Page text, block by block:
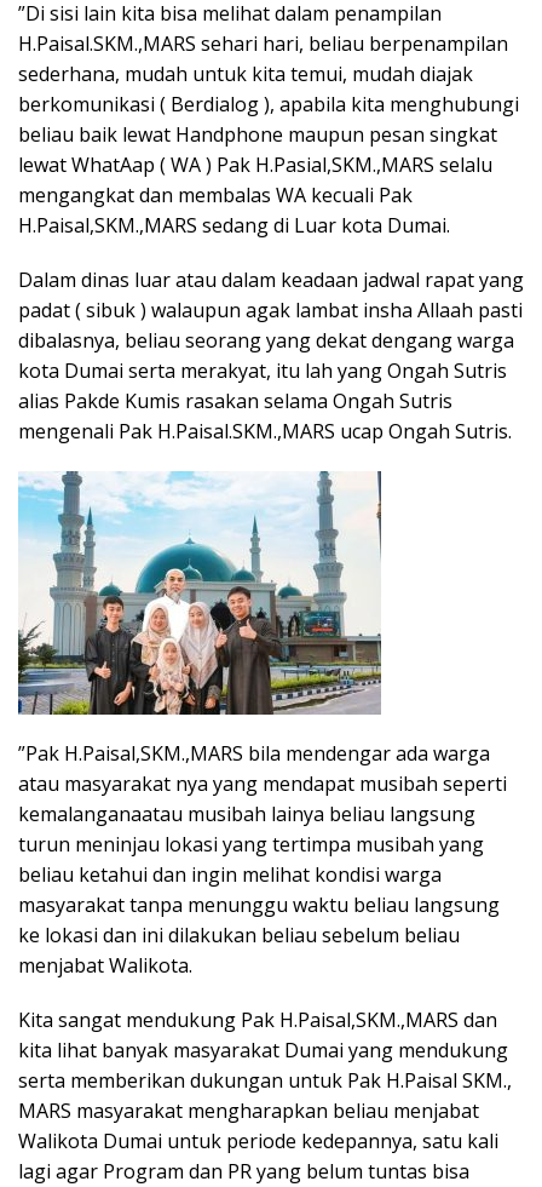
”Di sisi lain kita bisa melihat dalam penampilan
H.Paisal.SKM.,MARS sehari hari, beliau berpenampilan
sederhana, mudah untuk kita temui, mudah diajak
berkomunikasi ( Berdialog ), apabila kita menghubungi
beliau baik lewat Handphone maupun pesan singkat
lewat WhatAap ( WA ) Pak H.Pasial,SKM.,MARS selalu
mengangkat dan membalas WA kecuali Pak
H.Paisal,SKM.,MARS sedang di Luar kota Dumai.
Dalam dinas luar atau dalam keadaan jadwal rapat yang
padat ( sibuk ) walaupun agak lambat insha Allaah pasti
dibalasnya, beliau seorang yang dekat dengang warga
kota Dumai serta merakyat, itu lah yang Ongah Sutris
alias Pakde Kumis rasakan selama Ongah Sutris
mengenali Pak H.Paisal.SKM.,MARS ucap Ongah Sutris.
”Pak H.Paisal,SKM.,MARS bila mendengar ada warga
atau masyarakat nya yang mendapat musibah seperti
kemalanganaatau musibah lainya beliau langsung
turun meninjau lokasi yang tertimpa musibah yang
beliau ketahui dan ingin melihat kondisi warga
masyarakat tanpa menunggu waktu beliau langsung
ke lokasi dan ini dilakukan beliau sebelum beliau
menjabat Walikota.
Kita sangat mendukung Pak H.Paisal,SKM.,MARS dan
kita lihat banyak masyarakat Dumai yang mendukung
serta memberikan dukungan untuk Pak H.Paisal SKM.,
MARS masyarakat mengharapkan beliau menjabat
Walikota Dumai untuk periode kedepannya, satu kali
lagi agar Program dan PR yang belum tuntas bisa